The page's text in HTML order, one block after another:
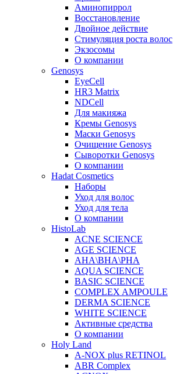
Аминопиррол
Восстановление
Двойное действие
Стимуляция роста волос
Экзосомы
О компании
Genosys
EyeCell
HR3 Matrix
NDCell
Для макияжа
Кремы Genosys
Маски Genosys
Очищение Genosys
Сыворотки Genosys
О компании
Hadat Cosmetics
Наборы
Уход для волос
Уход для тела
О компании
HistoLab
ACNE SCIENCE
AGE SCIENCE
AHA\BHA\PHA
AQUA SCIENCE
BASIC SCIENCE
COMPLEX AMPOULE
DERMA SCIENCE
WHITE SCIENCE
Активные средства
О компании
Holy Land
A-NOX plus RETINOL
ABR Complex